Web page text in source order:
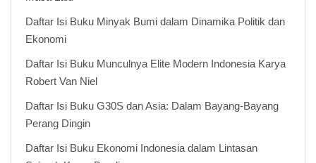
Daftar Isi Buku Minyak Bumi dalam Dinamika Politik dan
Ekonomi
Daftar Isi Buku Munculnya Elite Modern Indonesia Karya
Robert Van Niel
Daftar Isi Buku G30S dan Asia: Dalam Bayang-Bayang
Perang Dingin
Daftar Isi Buku Ekonomi Indonesia dalam Lintasan